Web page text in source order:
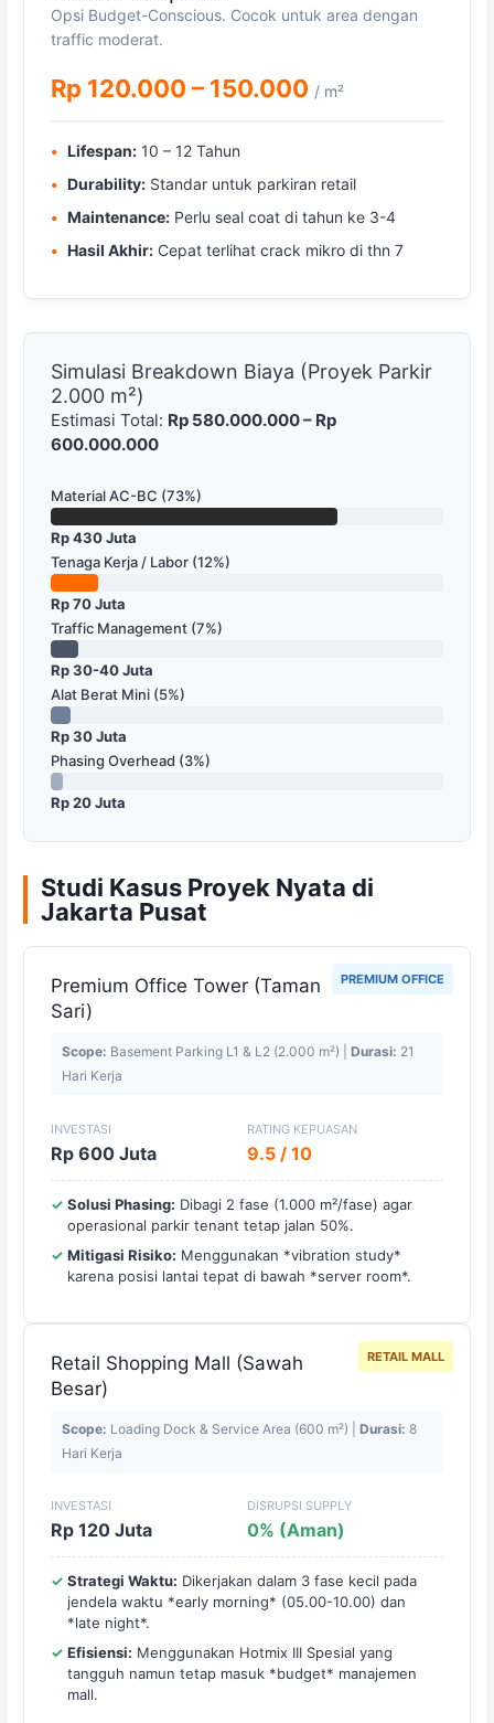
Opsi Budget-Conscious. Cocok untuk area dengan
traffic moderat.
Rp 120.000 – 150.000 / m²
Lifespan: 10 – 12 Tahun
Durability: Standar untuk parkiran retail
Maintenance: Perlu seal coat di tahun ke 3-4
Hasil Akhir: Cepat terlihat crack mikro di thn 7
Simulasi Breakdown Biaya (Proyek Parkir
2.000 m²)
Estimasi Total: Rp 580.000.000 – Rp
600.000.000
Material AC-BC (73%)
Rp 430 Juta
Tenaga Kerja / Labor (12%)
Rp 70 Juta
Traffic Management (7%)
Rp 30-40 Juta
Alat Berat Mini (5%)
Rp 30 Juta
Phasing Overhead (3%)
Rp 20 Juta
Studi Kasus Proyek Nyata di
Jakarta Pusat
PREMIUM OFFICE
Premium Office Tower (Taman
Sari)
Scope: Basement Parking L1 & L2 (2.000 m²) |Durasi: 21
Hari Kerja
INVESTASI
Rp 600 Juta
RATING KEPUASAN
9.5 / 10
Solusi Phasing: Dibagi 2 fase (1.000 m²/fase) agar
operasional parkir tenant tetap jalan 50%.
Mitigasi Risiko: Menggunakan *vibration study*
karena posisi lantai tepat di bawah *server room*.
RETAIL MALL
Retail Shopping Mall (Sawah
Besar)
Scope: Loading Dock & Service Area (600 m²) |Durasi: 8
Hari Kerja
INVESTASI
Rp 120 Juta
DISRUPSI SUPPLY
0% (Aman)
Strategi Waktu: Dikerjakan dalam 3 fase kecil pada
jendela waktu *early morning* (05.00-10.00) dan
*late night*.
Efisiensi: Menggunakan Hotmix III Spesial yang
tangguh namun tetap masuk *budget* manajemen
mall.